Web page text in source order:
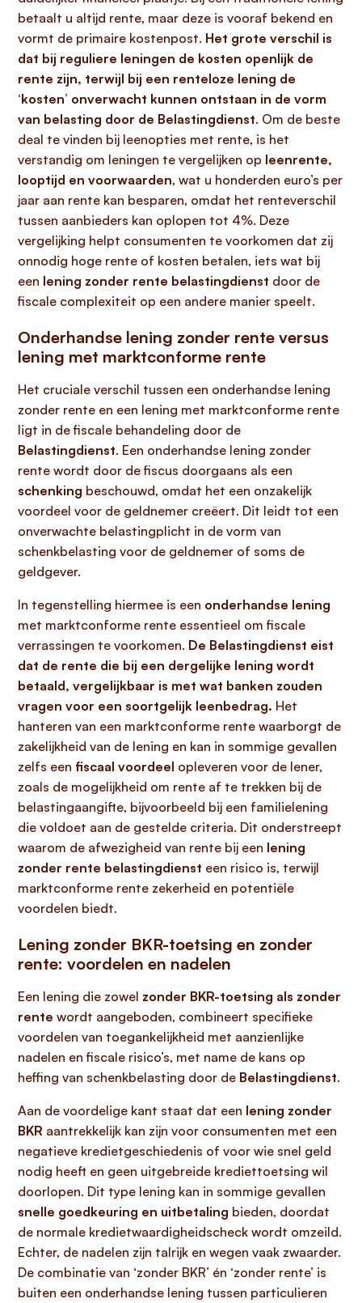
betaalt u altijd rente, maar deze is vooraf bekend en
vormt de primaire kostenpost. Het grote verschil is
dat bij reguliere leningen de kosten openlijk de
rente zijn, terwijl bij een renteloze lening de
‘kosten’ onverwacht kunnen ontstaan in de vorm
van belasting door de Belastingdienst. Om de beste
deal te vinden bij leenopties met rente, is het
verstandig om leningen te vergelijken op leenrente,
looptijd en voorwaarden, wat u honderden euro’s per
jaar aan rente kan besparen, omdat het renteverschil
tussen aanbieders kan oplopen tot 4%. Deze
vergelijking helpt consumenten te voorkomen dat zij
onnodig hoge rente of kosten betalen, iets wat bij
een lening zonder rente belastingdienst door de
fiscale complexiteit op een andere manier speelt.
Onderhandse lening zonder rente versus
lening met marktconforme rente
Het cruciale verschil tussen een onderhandse lening
zonder rente en een lening met marktconforme rente
ligt in de fiscale behandeling door de
Belastingdienst. Een onderhandse lening zonder
rente wordt door de fiscus doorgaans als een
schenking beschouwd, omdat het een onzakelijk
voordeel voor de geldnemer creëert. Dit leidt tot een
onverwachte belastingplicht in de vorm van
schenkbelasting voor de geldnemer of soms de
geldgever.
In tegenstelling hiermee is een onderhandse lening
met marktconforme rente essentieel om fiscale
verrassingen te voorkomen. De Belastingdienst eist
dat de rente die bij een dergelijke lening wordt
betaald, vergelijkbaar is met wat banken zouden
vragen voor een soortgelijk leenbedrag. Het
hanteren van een marktconforme rente waarborgt de
zakelijkheid van de lening en kan in sommige gevallen
zelfs een fiscaal voordeel opleveren voor de lener,
zoals de mogelijkheid om rente af te trekken bij de
belastingaangifte, bijvoorbeeld bij een familielening
die voldoet aan de gestelde criteria. Dit onderstreept
waarom de afwezigheid van rente bij een lening
zonder rente belastingdienst een risico is, terwijl
marktconforme rente zekerheid en potentiële
voordelen biedt.
Lening zonder BKR-toetsing en zonder
rente: voordelen en nadelen
Een lening die zowel zonder BKR-toetsing als zonder
rente wordt aangeboden, combineert specifieke
voordelen van toegankelijkheid met aanzienlijke
nadelen en fiscale risico’s, met name de kans op
heffing van schenkbelasting door de Belastingdienst.
Aan de voordelige kant staat dat een lening zonder
BKR aantrekkelijk kan zijn voor consumenten met een
negatieve kredietgeschiedenis of voor wie snel geld
nodig heeft en geen uitgebreide krediettoetsing wil
doorlopen. Dit type lening kan in sommige gevallen
snelle goedkeuring en uitbetaling bieden, doordat
de normale kredietwaardigheidscheck wordt omzeild.
Echter, de nadelen zijn talrijk en wegen vaak zwaarder.
De combinatie van ‘zonder BKR’ én ‘zonder rente’ is
buiten een onderhandse lening tussen particulieren